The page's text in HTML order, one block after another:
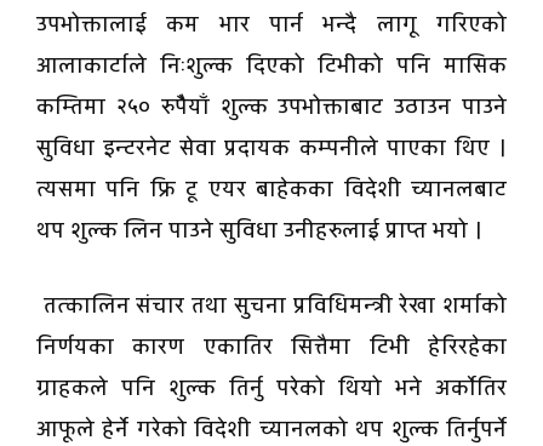
उपभोक्तालाई कम भार पार्न भन्दै लागू गरिएको
आलाकार्टाले निःशुल्क दिएको टिभीको पनि मासिक
कम्तिमा २५० रुपैेयाँ शुल्क उपभोक्ताबाट उठाउन पाउने
सुविधा इन्टरनेट सेवा प्रदायक कम्पनीले पाएका थिए ।
त्यसमा पनि फ्रि टू एयर बाहेकका विदेशी च्यानलबाट
थप शुल्क लिन पाउने सुविधा उनीहरुलाई प्राप्त भयो ।
तत्कालिन संचार तथा सुचना प्रविधिमन्त्री रेखा शर्माको
निर्णयका कारण एकातिर सित्तैमा टिभी हेरिरहेका
ग्राहकले पनि शुल्क तिर्नु परेको थियो भने अर्काेतिर
आफूले हेर्ने गरेको विदेशी च्यानलको थप शुल्क तिर्नुपर्ने